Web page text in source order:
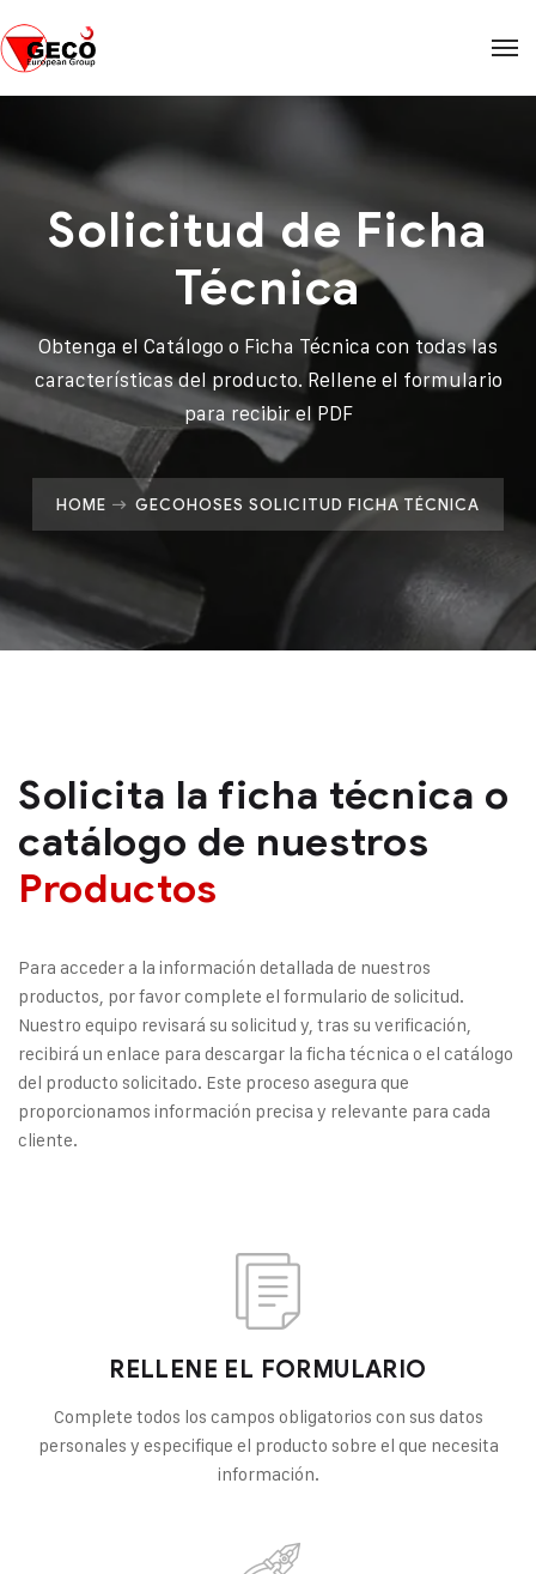
Solicitud de Ficha
Técnica
Obtenga el Catálogo o Ficha Técnica con todas las
características del producto. Rellene el formulario
para recibir el PDF
HOME GECOHOSES SOLICITUD FICHA TÉCNICA
Solicita la ficha técnica o
catálogo de nuestros
Productos
Para acceder a la información detallada de nuestros
productos, por favor complete el formulario de solicitud.
Nuestro equipo revisará su solicitud y, tras su verificación,
recibirá un enlace para descargar la ficha técnica o el catálogo
del producto solicitado. Este proceso asegura que
proporcionamos información precisa y relevante para cada
cliente.
RELLENE EL FORMULARIO
Complete todos los campos obligatorios con sus datos
personales y especifique el producto sobre el que necesita
información.